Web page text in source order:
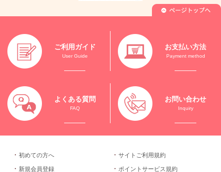
ご利用ガイド
User Guide
お支払い方法
Payment method
よくある質問
FAQ
お問い合わせ
Inquiry
初めての方へ
新規会員登録
サイトご利用規約
ポイントサービス規約